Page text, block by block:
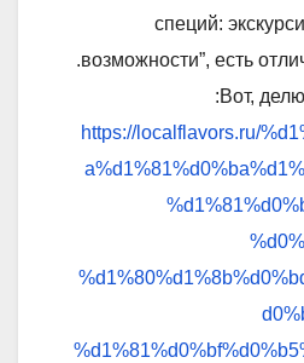
специй:
возможности”, есть
Вот,
https://localflavors.ru/